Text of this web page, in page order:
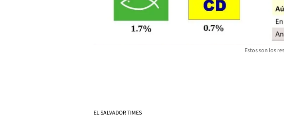
Estos son los
EL SALVADOR TIMES